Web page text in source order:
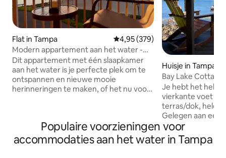
Flat in Tampa Gemiddelde beoordeling van
4,95 (379)
Modern appartement aan het water -
betoverend uitzicht op de
zonsondergang
Dit appartement met één slaapkamer
aan het water is je perfecte plek om te
ontspannen en nieuwe mooie
herinneringen te maken, of het nu voor
de derde verdieping. Gasten mogen
gebruik maken van de
gemeenschappelijke ruimtes van het
Huisje in Tampa
Bay Lake Cottage
Je hebt het hele
vierkante voet en
terras/dok,
Gelegen aan een
ski-meer.
queensize
Populaire voorzieningen voor
accommodaties aan het water in Tampa